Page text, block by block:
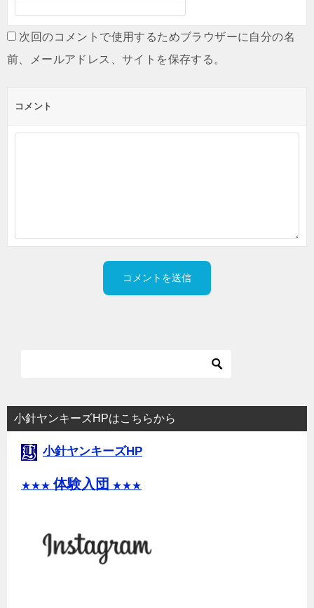
次回のコメントで使用するためブラウザーに自分の名
前、メールアドレス、サイトを保存する。
コメント
小針ヤンキーズHPはこちらから
小針ヤンキーズHP
★★★ 体験入団 ★★★